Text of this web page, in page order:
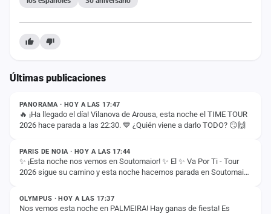
Últimas publicaciones
ESTADO
PANORAMA · HOY A LAS 17:47
🔥 ¡Ha llegado el día! Vilanova de Arousa, esta noche el TIME TOUR
2026 hace parada a las 22:30. 💙 ¿Quién viene a darlo TODO? 😏🙌
ESTADO
PARIS DE NOIA · HOY A LAS 17:44
✨ ¡Esta noche nos vemos en Soutomaior! ✨ El ✨ Va Por Ti - Tour
2026 sigue su camino y esta noche hacemos parada en Soutomaior
ESTADO
OLYMPUS · HOY A LAS 17:37
Nos vemos esta noche en PALMEIRA! Hay ganas de fiesta! Es